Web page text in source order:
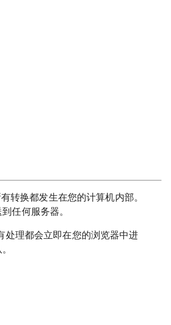
转换都发生在您的计算机内部。
任何服务器。
处理都会立即在您的浏览器中进